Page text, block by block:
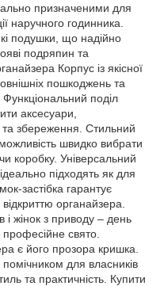
призначеними для
наручного годинника.
подушки, що надійно
подряпин та
Корпус із якісної
пошкоджень та
поділ
аксесуари,
та збереження. Стильний
швидко вибрати
коробку. Універсальний
підходять як для
застібка гарантує
органайзера.
і жінок з приводу – день
свято.
є його прозора кришка.
для власників
та практичність. Купити